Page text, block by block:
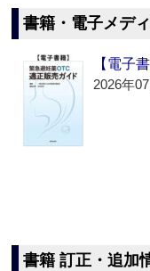
書籍・電子メデ
【電子
2026年
書籍 訂正・追加